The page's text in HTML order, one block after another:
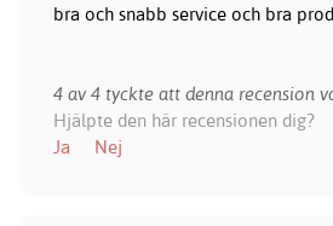
bra och snabb service och bra
4 av 4 tyckte att denna recension
Hjälpte den här recensionen dig?
Ja
Nej